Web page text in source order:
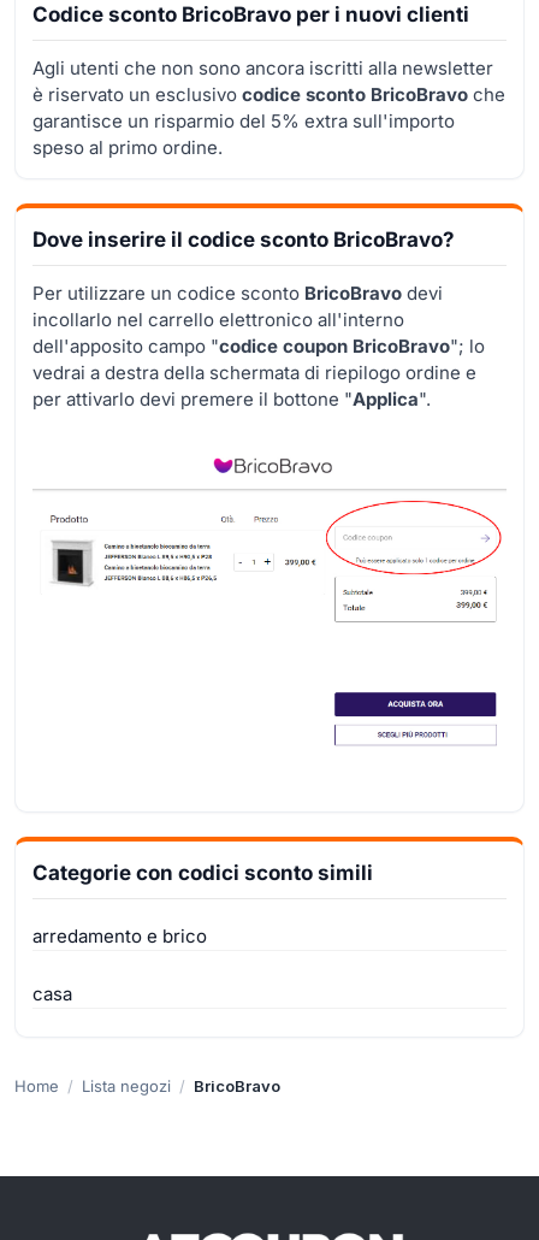
Codice sconto BricoBravo per i nuovi clienti
Agli utenti che non sono ancora iscritti alla newsletter
è riservato un esclusivo codice sconto BricoBravo che
garantisce un risparmio del 5% extra sull'importo
speso al primo ordine.
Dove inserire il codice sconto BricoBravo?
Per utilizzare un codice sconto BricoBravo devi
incollarlo nel carrello elettronico all'interno
dell'apposito campo "codice coupon BricoBravo"; lo
vedrai a destra della schermata di riepilogo ordine e
per attivarlo devi premere il bottone "Applica".
Categorie con codici sconto simili
arredamento e brico
casa
Home Lista negozi BricoBravo